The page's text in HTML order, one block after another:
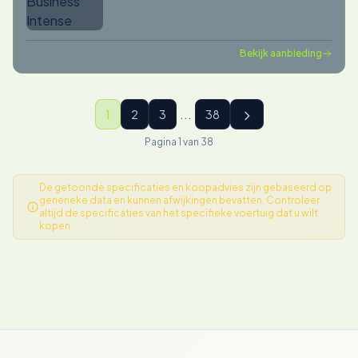
Bekijk aanbieding
1 2 3 ... 38
Pagina 1 van 38
De getoonde specificaties en koopadvies zijn gebaseerd op
generieke data en kunnen afwijkingen bevatten. Controleer
altijd de specificaties van het specifieke voertuig dat u wilt
kopen.